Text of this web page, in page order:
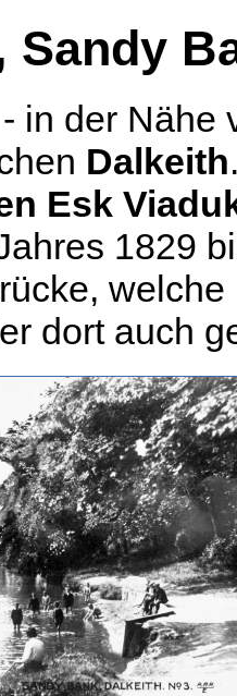
Sandy
- in der Nähe
Dalkeith
Esk
1829
dort auch